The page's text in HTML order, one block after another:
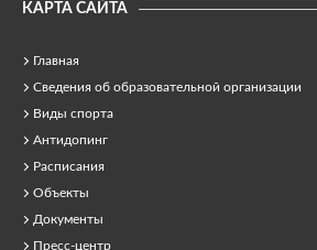
КАРТА САЙТА
Главная
Сведения об образовательной организации
Виды спорта
Антидопинг
Расписания
Объекты
Документы
Пресс-центр